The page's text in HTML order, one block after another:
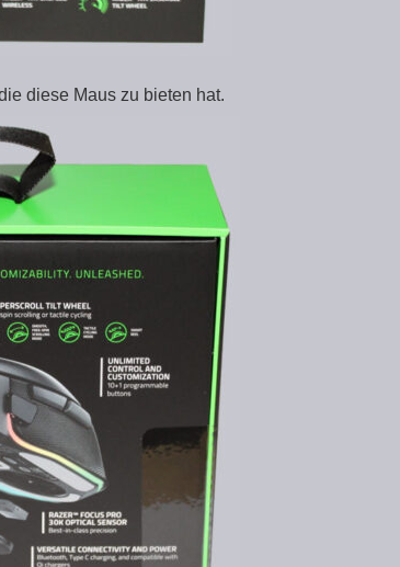
diese Maus zu bieten hat.